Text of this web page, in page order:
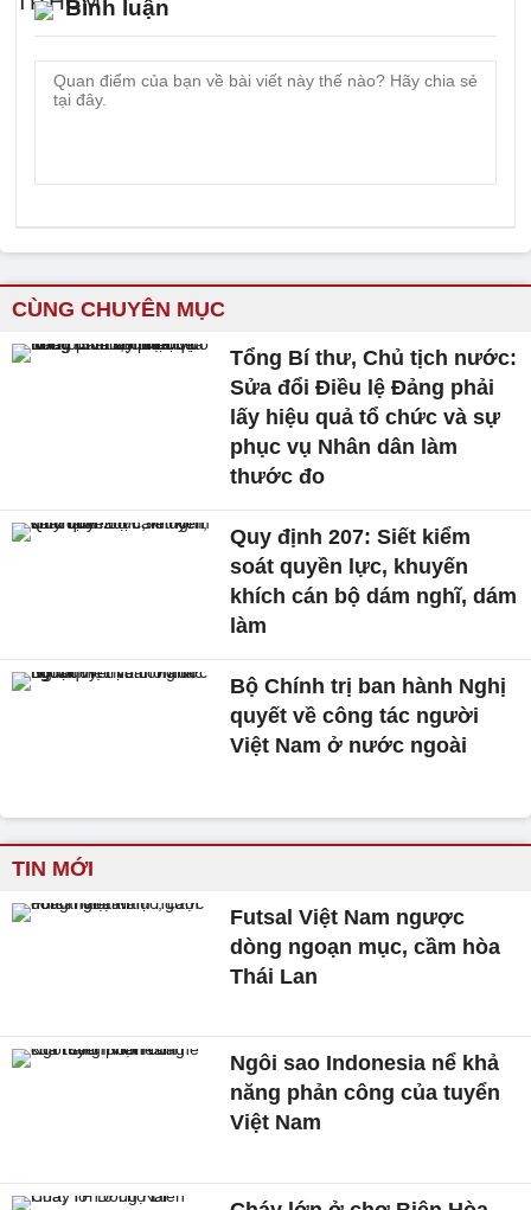
Bình luận
CÙNG CHUYÊN MỤC
Tổng Bí thư, Chủ tịch nước:
Sửa đổi Điều lệ Đảng phải
lấy hiệu quả tổ chức và sự
phục vụ Nhân dân làm
thước đo
Quy định 207: Siết kiểm
soát quyền lực, khuyến
khích cán bộ dám nghĩ, dám
làm
Bộ Chính trị ban hành Nghị
quyết về công tác người
Việt Nam ở nước ngoài
TIN MỚI
Futsal Việt Nam ngược
dòng ngoạn mục, cầm hòa
Thái Lan
Ngôi sao Indonesia nể khả
năng phản công của tuyển
Việt Nam